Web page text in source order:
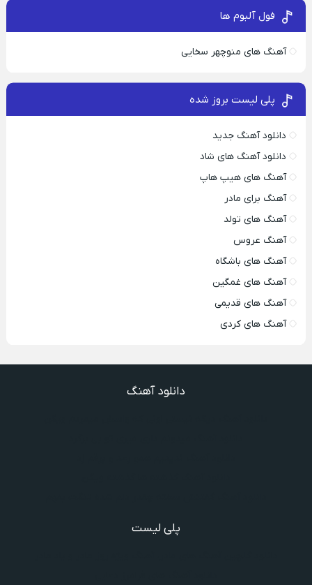
فول آلبوم ها
آهنگ های منوچهر سخایی
پلی لیست بروز شده
دانلود آهنگ جدید
دانلود آهنگ های شاد
آهنگ های هیپ هاپ
آهنگ برای مادر
آهنگ های تولد
آهنگ عروس
آهنگ های باشگاه
آهنگ های غمگین
آهنگ های قدیمی
آهنگ های کردی
دانلود آهنگ
پلی لیست